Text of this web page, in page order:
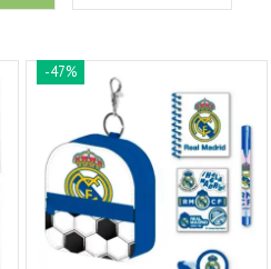
-47%